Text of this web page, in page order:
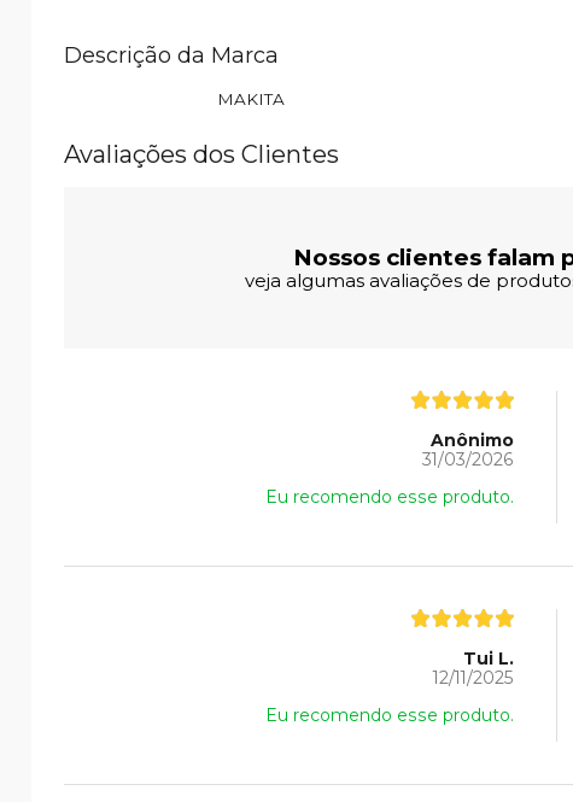
Descrição da Marca
MAKITA
Avaliações dos Clientes
Nossos clientes falam
veja algumas avaliações de
Anônimo
31/03/2026
Eu recomendo esse produto.
Tui L.
12/11/2025
Eu recomendo esse produto.